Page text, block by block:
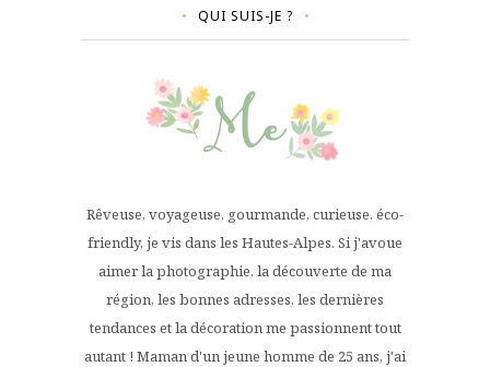
QUI SUIS-JE ?
Rêveuse, voyageuse, gourmande, curieuse, éco-
friendly, je vis dans les Hautes-Alpes. Si j'avoue
aimer la photographie, la découverte de ma
région, les bonnes adresses, les dernières
tendances et la décoration me passionnent tout
autant ! Maman d'un jeune homme de 25 ans, j'ai